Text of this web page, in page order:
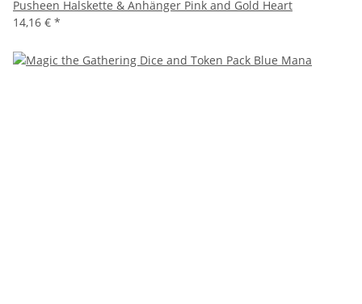
Pusheen Halskette & Anhänger Pink and Gold Heart
14,16 € *